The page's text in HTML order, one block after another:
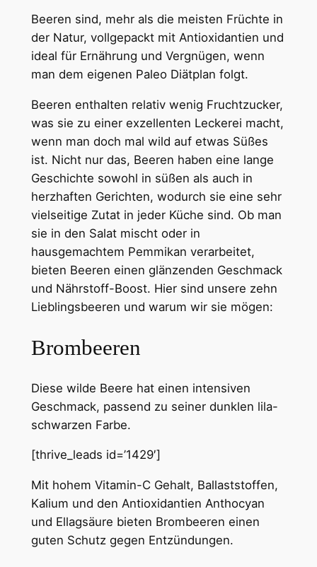
Beeren sind, mehr als die meisten Früchte in
der Natur, vollgepackt mit Antioxidantien und
ideal für Ernährung und Vergnügen, wenn
man dem eigenen Paleo Diätplan folgt.
Beeren enthalten relativ wenig Fruchtzucker,
was sie zu einer exzellenten Leckerei macht,
wenn man doch mal wild auf etwas Süßes
ist. Nicht nur das, Beeren haben eine lange
Geschichte sowohl in süßen als auch in
herzhaften Gerichten, wodurch sie eine sehr
vielseitige Zutat in jeder Küche sind. Ob man
sie in den Salat mischt oder in
hausgemachtem Pemmikan verarbeitet,
bieten Beeren einen glänzenden Geschmack
und Nährstoff-Boost. Hier sind unsere zehn
Lieblingsbeeren und warum wir sie mögen:
Brombeeren
Diese wilde Beere hat einen intensiven
Geschmack, passend zu seiner dunklen lila-
schwarzen Farbe.
[thrive_leads id=’1429′]
Mit hohem Vitamin-C Gehalt, Ballaststoffen,
Kalium und den Antioxidantien Anthocyan
und Ellagsäure bieten Brombeeren einen
guten Schutz gegen Entzündungen.